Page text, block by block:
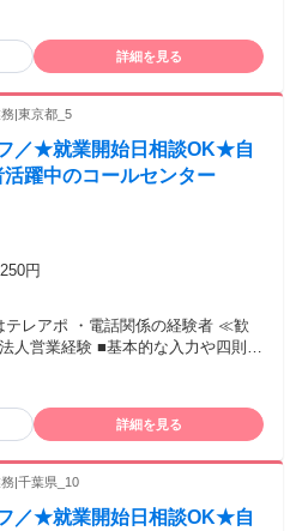
詳細を見る
|東京都_5
／★就業開始日相談OK★自
躍中のコールセンター
円
レアポ ・電話関係の経験者 ≪歓
人営業経験 ■基本的な入力や四則計
詳細を見る
|千葉県_10
／★就業開始日相談OK★自